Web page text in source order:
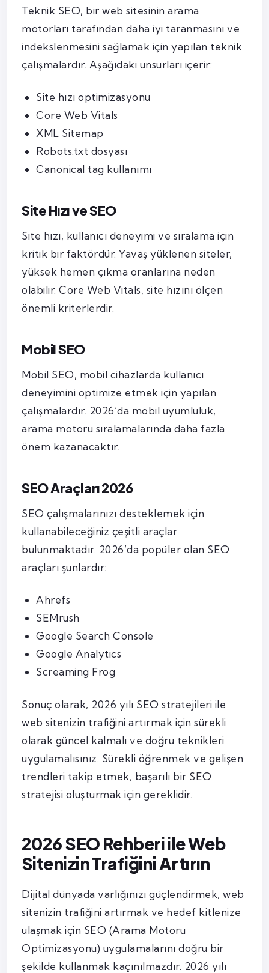
Teknik SEO, bir web sitesinin arama
motorları tarafından daha iyi taranmasını ve
indekslenmesini sağlamak için yapılan teknik
çalışmalardır. Aşağıdaki unsurları içerir:
Site hızı optimizasyonu
Core Web Vitals
XML Sitemap
Robots.txt dosyası
Canonical tag kullanımı
Site Hızı ve SEO
Site hızı, kullanıcı deneyimi ve sıralama için
kritik bir faktördür. Yavaş yüklenen siteler,
yüksek hemen çıkma oranlarına neden
olabilir. Core Web Vitals, site hızını ölçen
önemli kriterlerdir.
Mobil SEO
Mobil SEO, mobil cihazlarda kullanıcı
deneyimini optimize etmek için yapılan
çalışmalardır. 2026’da mobil uyumluluk,
arama motoru sıralamalarında daha fazla
önem kazanacaktır.
SEO Araçları 2026
SEO çalışmalarınızı desteklemek için
kullanabileceğiniz çeşitli araçlar
bulunmaktadır. 2026’da popüler olan SEO
araçları şunlardır:
Ahrefs
SEMrush
Google Search Console
Google Analytics
Screaming Frog
Sonuç olarak, 2026 yılı SEO stratejileri ile
web sitenizin trafiğini artırmak için sürekli
olarak güncel kalmalı ve doğru teknikleri
uygulamalısınız. Sürekli öğrenmek ve gelişen
trendleri takip etmek, başarılı bir SEO
stratejisi oluşturmak için gereklidir.
2026 SEO Rehberi ile Web
Sitenizin Trafiğini Artırın
Dijital dünyada varlığınızı güçlendirmek, web
sitenizin trafiğini artırmak ve hedef kitlenize
ulaşmak için SEO (Arama Motoru
Optimizasyonu) uygulamalarını doğru bir
şekilde kullanmak kaçınılmazdır. 2026 yılı